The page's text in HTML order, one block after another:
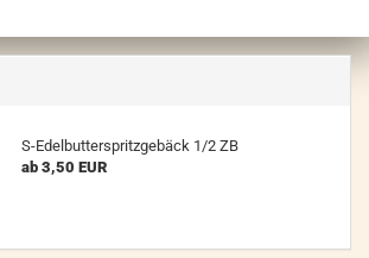
S-Edelbutterspritzgebäck 1/2 ZB
ab 3,50 EUR